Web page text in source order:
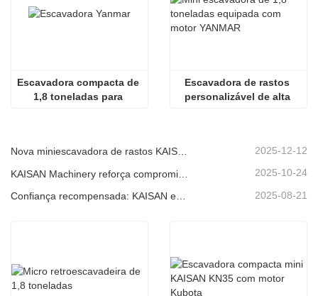
Escavadora compacta de
1,8 toneladas para
Escavadora de rastos
personalizável de alta
espaço
Nova miniescavadora de rastos KAISAN de 1,2 toneladas: design sem cauda para operações em espaços confinados. 2025-12-12
2025-10-24
2025-08-21